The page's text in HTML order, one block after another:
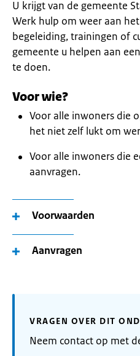
U krijgt van de gemeente
Werk hulp om weer aan
begeleiding, trainingen of
gemeente u helpen aan
te doen.
Voor wie?
Voor alle inwoners die
het niet zelf lukt om
Voor alle inwoners die
aanvragen.
Voorwaarden
Aanvragen
VRAGEN OVER DIT
Neem contact op met